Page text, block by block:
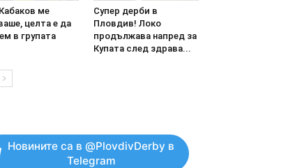
ме
целта е да
в групата
Супер дерби в
Пловдив! Локо
продължава напред за
Купата след здрава...
Новините са в @PlovdivDerby в
Telegram